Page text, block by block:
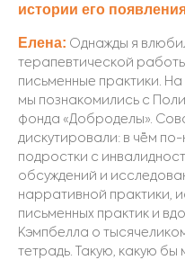
истории его
Елена: Однажды я
терапевтической
письменные практики. На
мы познакомились с
фонда «Доброделы».
дискутировали: в чём
подростки с
обсуждений и
нарративной практики,
письменных практик и
Кэмпбелла о
тетрадь. Такую, какую